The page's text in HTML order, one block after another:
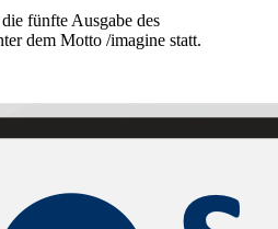
fünfte Ausgabe des
dem Motto /imagine statt.